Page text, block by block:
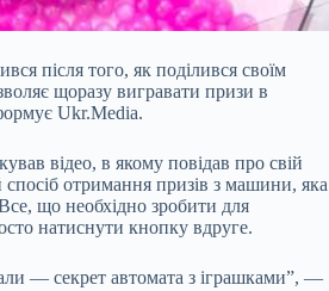
після того, як поділився своїм
щоразу вигравати призи в
Ukr.Media.
відео, в якому повідав про свій
отримання призів з машини, яка
що необхідно зробити для
натиснути кнопку вдруге.
— секрет автомата з іграшками”, —